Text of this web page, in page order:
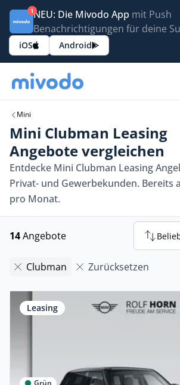
1NEU: Die Mivodo App mit Push
Benachrichtigungen für deine
iOS Android
Mini
Mini Clubman Leasing
Angebote vergleichen
Entdecke Mini Clubman Leasing
Privat- und Gewerbekunden. Bereits
pro Monat.
14Angebote
Clubman Zurücksetzen
Leasing
Grün